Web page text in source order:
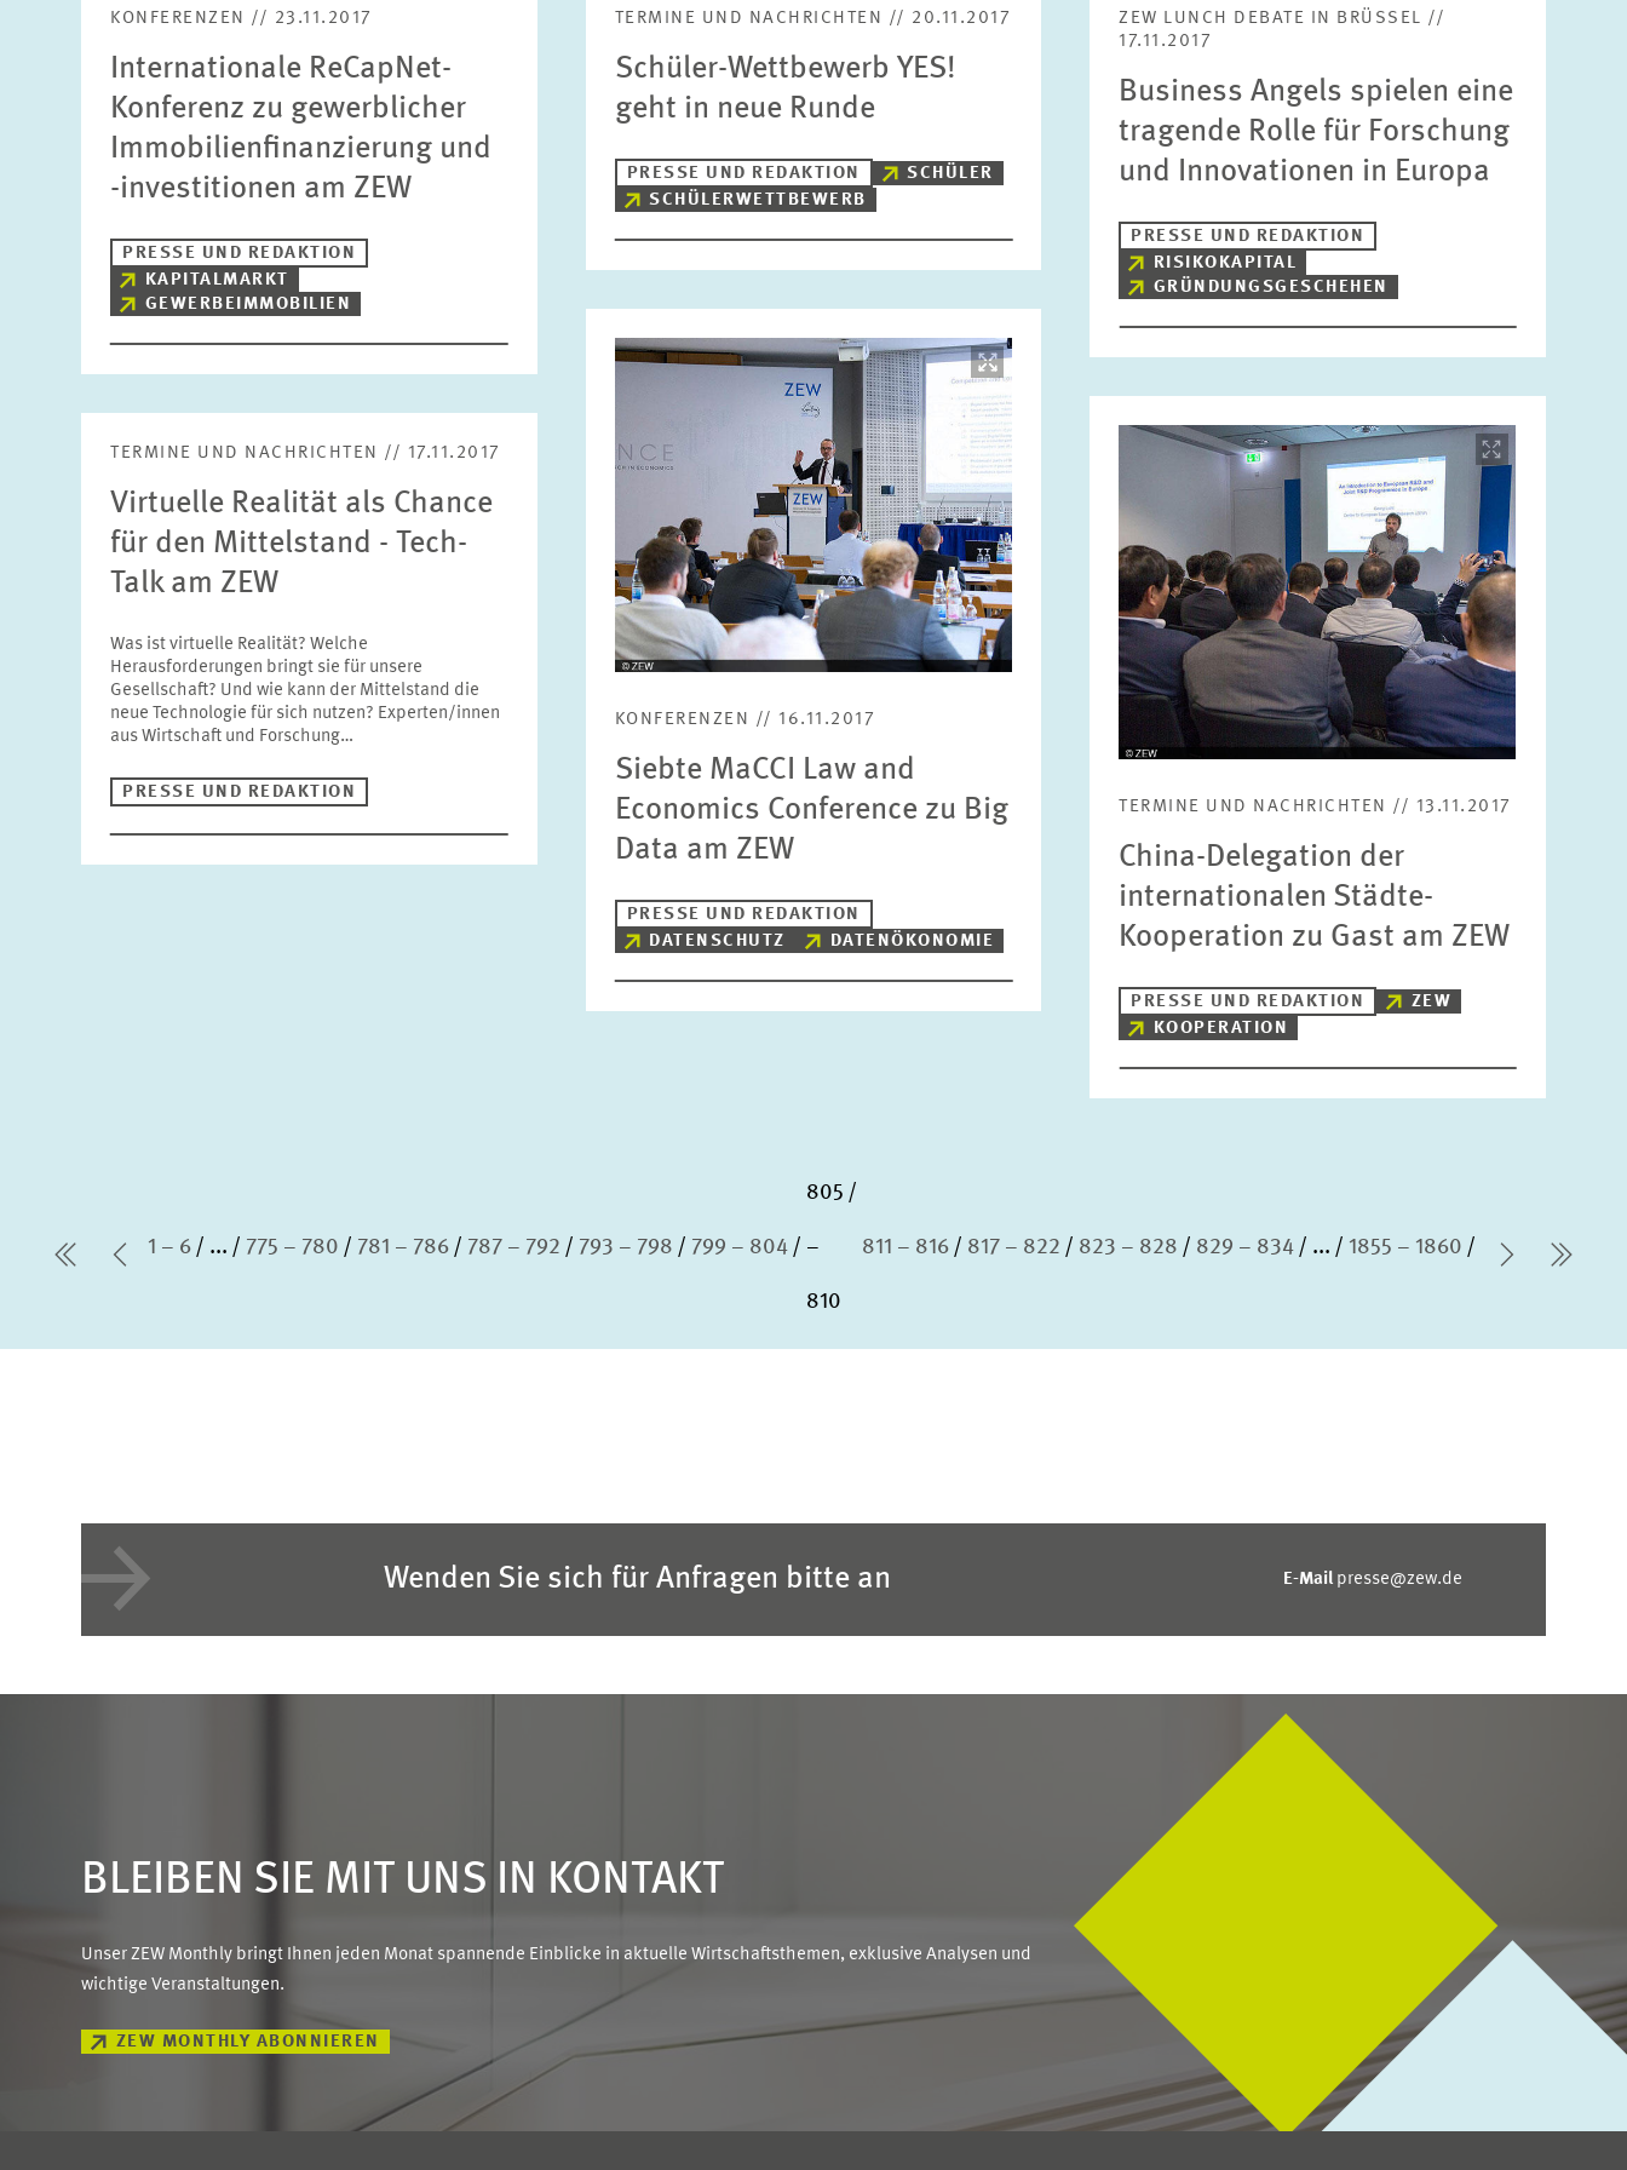
Bitte wählen
ZURÜCKSETZEN SUCHEN
KONFERENZEN // 23.11.2017
Internationale ReCapNet-
Konferenz zu gewerblicher
Immobilienfinanzierung und
-investitionen am ZEW
PRESSE UND REDAKTION
KAPITALMARKT
GEWERBEIMMOBILIEN
TERMINE UND NACHRICHTEN // 20.11.2017
Schüler-Wettbewerb YES!
geht in neue Runde
PRESSE UND REDAKTION
SCHÜLER
SCHÜLERWETTBEWERB
ZEW LUNCH DEBATE IN BRÜSSEL //
17.11.2017
Business Angels spielen eine
tragende Rolle für Forschung
und Innovationen in Europa
PRESSE UND REDAKTION
RISIKOKAPITAL
GRÜNDUNGSGESCHEHEN
TERMINE UND NACHRICHTEN // 17.11.2017
Virtuelle Realität als Chance
für den Mittelstand - Tech-
Talk am ZEW
Was ist virtuelle Realität? Welche
Herausforderungen bringt sie für unsere
Gesellschaft? Und wie kann der Mittelstand die
neue Technologie für sich nutzen? Experten/innen
aus Wirtschaft und Forschung…
PRESSE UND REDAKTION
Bild
Ansicht
KONFERENZEN // 16.11.2017
Siebte MaCCI Law and
Economics Conference zu Big
Data am ZEW
PRESSE UND REDAKTION
DATENSCHUTZ
DATENÖKONOMIE
Bild
TERMINE UND NACHRICHTEN // 13.11.2017
China-Delegation der
internationalen Städte-
Kooperation zu Gast am ZEW
PRESSE UND REDAKTION
ZEW
KOOPERATION
erste Seite
Vorherige Seite
1 – 6 ... 775 – 780 781 – 786 787 – 792 793 – 798 799 – 804
805
–
810
811 – 816 817 – 822 823 – 828 829 – 834 ... 1855 – 1860
Nächste
Wenden Sie sich für Anfragen bitte an E-Mail presse@zew.de
BLEIBEN SIE MIT UNS IN KONTAKT
Unser ZEW Monthly bringt Ihnen jeden Monat spannende Einblicke in aktuelle Wirtschaftsthemen, exklusive Analysen und
wichtige Veranstaltungen.
ZEW MONTHLY ABONNIEREN